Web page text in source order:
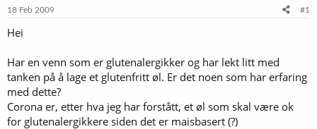
r
e
18 Feb 2009 #1
Hei
Har en venn som er glutenalergikker og har lekt litt med
tanken på å lage et glutenfritt øl. Er det noen som har erfaring
med dette?
Corona er, etter hva jeg har forstått, et øl som skal være ok
for glutenalergikkere siden det er maisbasert (?)